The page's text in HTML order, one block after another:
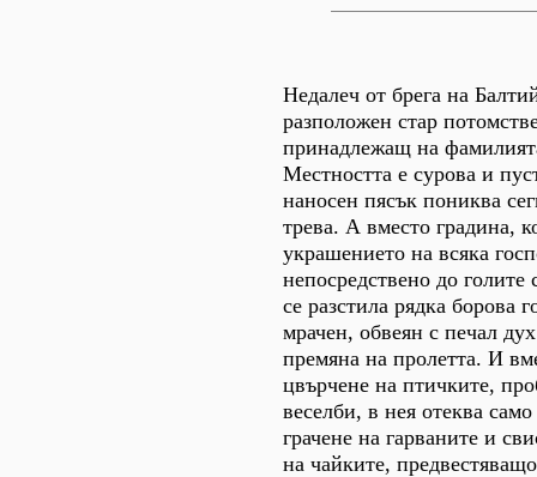
Недалеч от брега на
разположен стар
принадлежащ на
Местността е сурова и
наносен пясък пониква
трева. А вместо градина,
украшението на всяка
непосредствено до
се разстила рядка борова
мрачен, обвеян с печал
премяна на пролетта. И
цвърчене на птичките,
веселби, в нея отеква
грачене на гарваните и
на чайките,